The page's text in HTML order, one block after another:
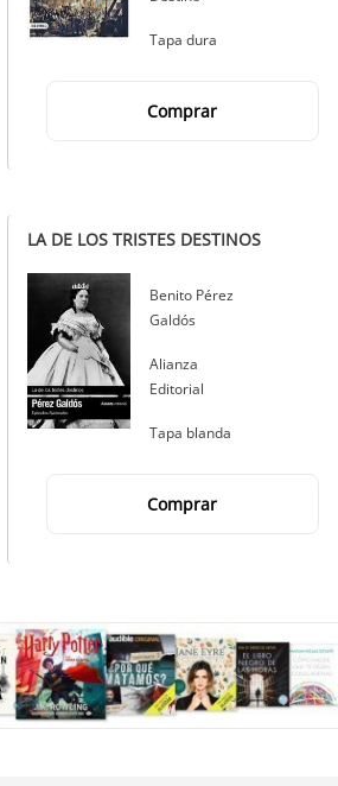
Tapa dura
Comprar
LA DE LOS TRISTES DESTINOS
Autor
Benito Pérez
Galdós
Editorial
Alianza
Editorial
Tapa blanda
Comprar